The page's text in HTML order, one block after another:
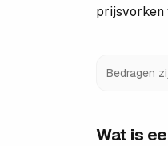
prijsvorken
Bedragen
Wat is